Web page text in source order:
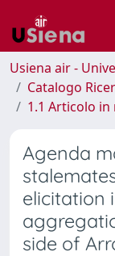
Usiena air -
Catalogo
1.1 Articolo in
Agenda
elicitation
side of